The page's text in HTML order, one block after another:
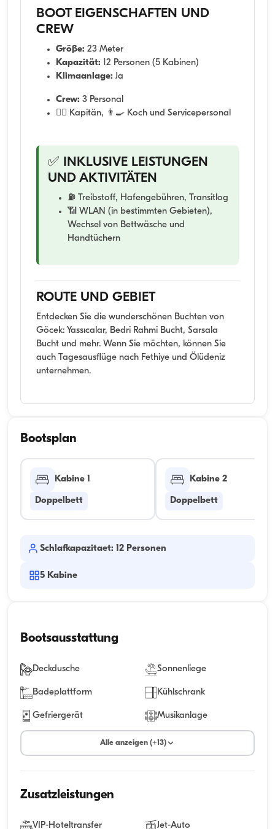
BOOT EIGENSCHAFTEN UND
CREW
Größe: 23 Meter
Kapazität: 12 Personen (5 Kabinen)
Klimaanlage: Ja
Crew: 3 Personal
👨‍✈️ Kapitän, 👨‍🍳 Koch und Servicepersonal
✅ INKLUSIVE LEISTUNGEN
UND AKTIVITÄTEN
⛽ Treibstoff, Hafengebühren, Transitlog
📶 WLAN (in bestimmten Gebieten),
Wechsel von Bettwäsche und
Handtüchern
ROUTE UND GEBIET
Entdecken Sie die wunderschönen Buchten von
Göcek: Yassıcalar, Bedri Rahmi Bucht, Sarsala
Bucht und mehr. Wenn Sie möchten, können Sie
auch Tagesausflüge nach Fethiye und Ölüdeniz
unternehmen.
Bootsplan
Kabine 1
Doppelbett
Kabine 2
Doppelbett
Schlafkapazitaet: 12 Personen
5 Kabine
Bootsausstattung
Deckdusche Sonnenliege
Badeplattform Kühlschrank
Gefriergerät Musikanlage
Alle anzeigen (+13)
Zusatzleistungen
VIP-Hoteltransfer Jet-Auto